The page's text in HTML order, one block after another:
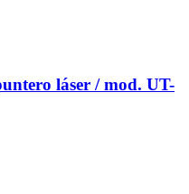
láser / mod. UT-